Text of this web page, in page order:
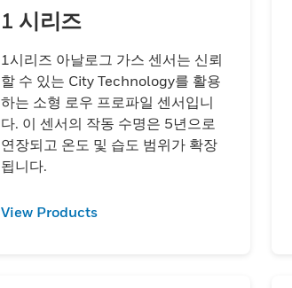
1 시리즈
1시리즈 아날로그 가스 센서는 신뢰
할 수 있는 City Technology를 활용
하는 소형 로우 프로파일 센서입니
다. 이 센서의 작동 수명은 5년으로
연장되고 온도 및 습도 범위가 확장
됩니다.
View Products